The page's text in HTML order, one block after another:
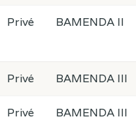
Privé BAMENDA II
Privé BAMENDA III
Privé BAMENDA III